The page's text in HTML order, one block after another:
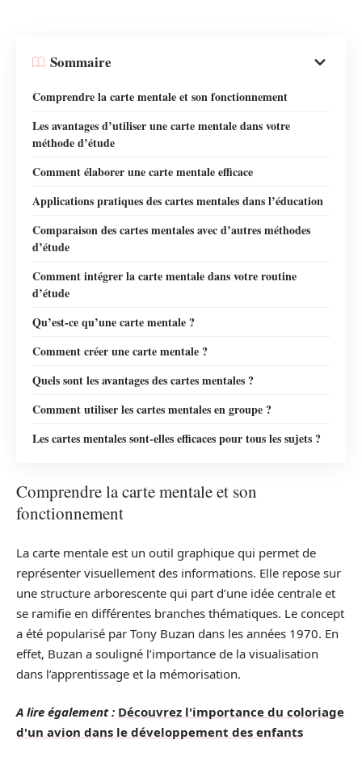
Sommaire
Comprendre la carte mentale et son fonctionnement
Les avantages d’utiliser une carte mentale dans votre
méthode d’étude
Comment élaborer une carte mentale efficace
Applications pratiques des cartes mentales dans l’éducation
Comparaison des cartes mentales avec d’autres méthodes
d’étude
Comment intégrer la carte mentale dans votre routine
d’étude
Qu’est-ce qu’une carte mentale ?
Comment créer une carte mentale ?
Quels sont les avantages des cartes mentales ?
Comment utiliser les cartes mentales en groupe ?
Les cartes mentales sont-elles efficaces pour tous les sujets ?
Comprendre la carte mentale et son
fonctionnement
La carte mentale est un outil graphique qui permet de
représenter visuellement des informations. Elle repose sur
une structure arborescente qui part d’une idée centrale et
se ramifie en différentes branches thématiques. Le concept
a été popularisé par Tony Buzan dans les années 1970. En
effet, Buzan a souligné l’importance de la visualisation
dans l’apprentissage et la mémorisation.
A lire également : Découvrez l'importance du coloriage
d'un avion dans le développement des enfants